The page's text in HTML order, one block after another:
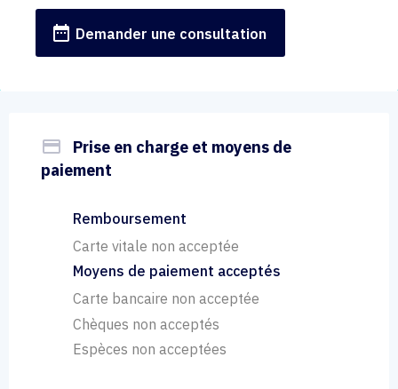
date_range Demander une consultation
payment
Prise en charge et moyens de
paiement
Remboursement
Carte vitale non acceptée
Moyens de paiement acceptés
Carte bancaire non acceptée
Chèques non acceptés
Espèces non acceptées